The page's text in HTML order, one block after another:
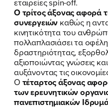
FB IN TW YT
Ο τρίτος άξονας αφορά
συνεργειών καθώς η
κινητικότητα του
πολλαπλασιάσει τα
δραστηριότητας,
αξιοποιώντας γνώσεις
αυξάνοντας τις
Ο τέταρτος άξονας
των ερευνητικών
πανεπιστημιακών